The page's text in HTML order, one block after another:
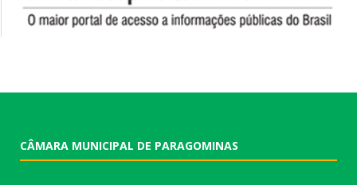
CÂMARA MUNICIPAL DE PARAGOMINAS